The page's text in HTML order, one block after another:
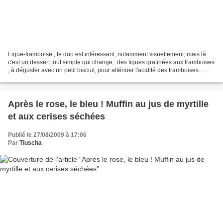
Figue-framboise , le duo est intéressant, notamment visuellement, mais là
c'est un dessert tout simple qui change : des figues gratinées aux framboises
, à déguster avec un petit biscuit, pour atténuer l'acidité des framboises...
Après le rose, le bleu ! Muffin au jus de myrtille
et aux cerises séchées
Publié le 27/08/2009 à 17:06
Par Tiuscha